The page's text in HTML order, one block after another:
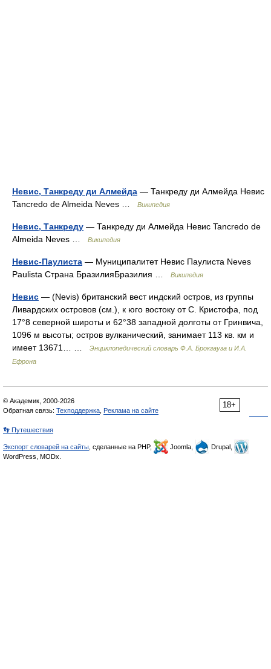
Невис, Танкреду ди Алмейда — Танкреду ди Алмейда Невис
Tancredo de Almeida Neves …
Википедия
Невис, Танкреду — Танкреду ди Алмейда Невис Tancredo de
Almeida Neves …
Википедия
Невис-Паулиста — Муниципалитет Невис Паулиста Neves
Paulista Страна БразилияБразилия …
Википедия
Невис — (Nevis) британский вест индский остров, из группы
Ливардских островов (см.), к юго востоку от С. Кристофа, под
17°8 северной широты и 62°38 западной долготы от Гринвича,
1096 м высоты; остров вулканический, занимает 113 кв. км и
имеет 13671… …
Энциклопедический словарь Ф.А. Брокгауза и И.А.
Ефрона
18+
© Академик, 2000-2026
Обратная связь: Техподдержка Реклама на сайте
👣 Путешествия
Экспорт словарей на сайты , сделанные на PHP, Joomla,
Drupal,
WordPress, MODx.